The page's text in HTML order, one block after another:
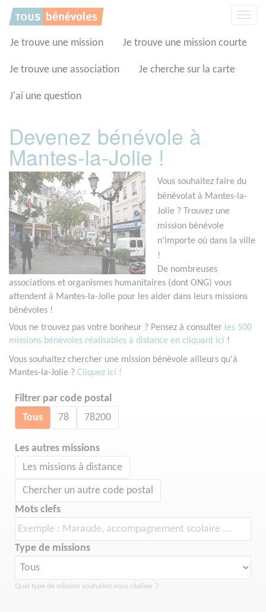
Je trouve une mission Je trouve une mission courte
Je trouve une association Je cherche sur la carte
J'ai une question
Devenez bénévole à
Mantes-la-Jolie !
Vous souhaitez faire du
bénévolat à Mantes-la-
Jolie ? Trouvez une
mission bénévole
n'importe où dans la ville
!
De nombreuses
associations et organismes humanitaires (dont ONG) vous
attendent à Mantes-la-Jolie pour les aider dans leurs missions
bénévoles !
Vous ne trouvez pas votre bonheur ? Pensez à consulter les 500
missions bénévoles réalisables à distance en cliquant ici !
Vous souhaitez chercher une mission bénévole ailleurs qu'à
Mantes-la-Jolie ? Cliquez ici !
Filtrer par code postal
Tous 78 78200
Les autres missions
Les missions à distance
Chercher un autre code postal
Mots clefs
Type de missions
Quel type de mission souhaitez vous réaliser ?
Panneau de gestion des cookies